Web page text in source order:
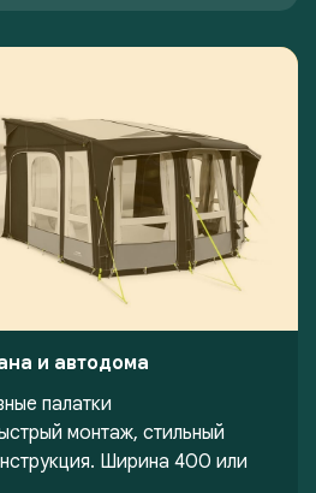
и автодома
палатки
монтаж, стильный
Ширина 400 или